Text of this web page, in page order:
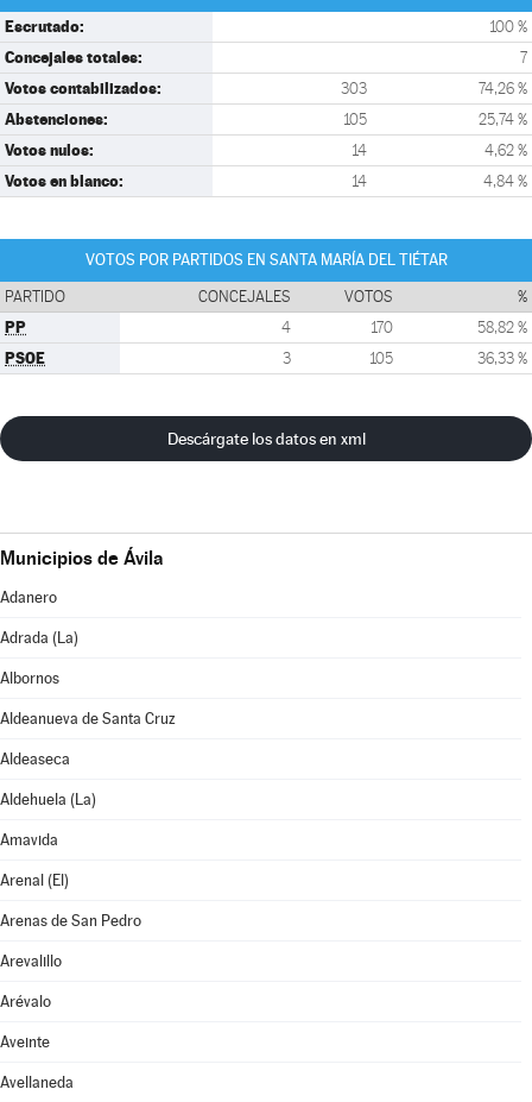
Escrutado: 100 %
Concejales totales: 7
Votos contabilizados: 303 74,26 %
Abstenciones: 105 25,74 %
Votos nulos: 14 4,62 %
Votos en blanco: 14 4,84 %
VOTOS POR PARTIDOS EN SANTA MARÍA DEL TIÉTAR
PARTIDO CONCEJALES VOTOS %
PP 4 170 58,82 %
PSOE 3 105 36,33 %
Descárgate los datos en xml
Municipios de Ávila
Adanero
Adrada (La)
Albornos
Aldeanueva de Santa Cruz
Aldeaseca
Aldehuela (La)
Amavida
Arenal (El)
Arenas de San Pedro
Arevalillo
Arévalo
Aveinte
Avellaneda